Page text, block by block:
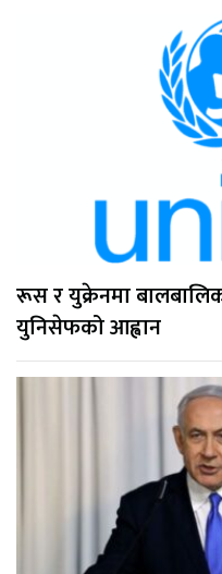
रूस र युक्रेनमा
युनिसेफको आह्वान